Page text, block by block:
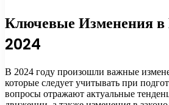
Ключевые Изменения
2024
В 2024 году произошли важные
которые следует учитывать при
вопросы отражают актуальные